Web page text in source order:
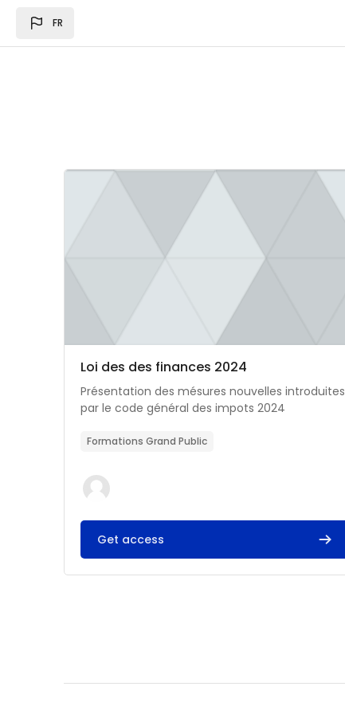
FR
Image du cours Loi des des finances 2024
Catégorie de cours
Nom du cours
Loi des des finances 2024
Résumé du cours :
Présentation des mésures nouvelles introduites
par le code général des impots 2024
Formations Grand Public
Get access